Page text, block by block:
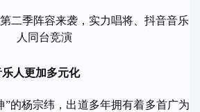
人更加多元化
杨宗纬，出道多年拥有着多首广为